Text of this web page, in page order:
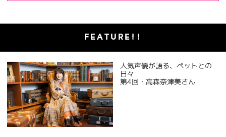
FEATURE!!
人気声優が語る、ペットとの
日々
第4回・高森奈津美さん